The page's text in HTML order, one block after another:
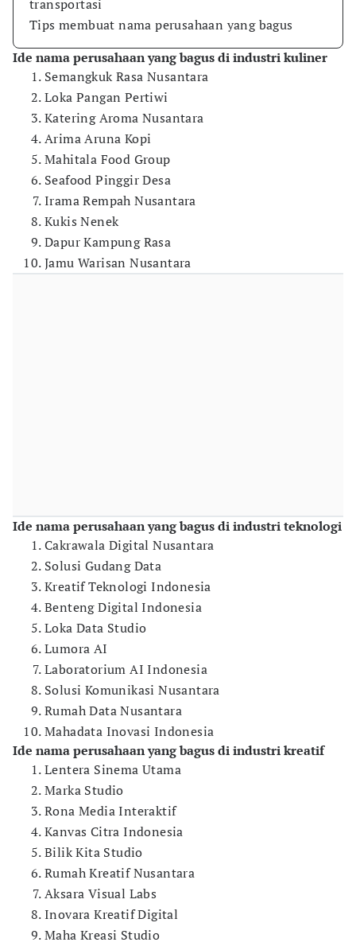
transportasi
Tips membuat nama perusahaan yang bagus
Ide nama perusahaan yang bagus di industri kuliner
Semangkuk Rasa Nusantara
Loka Pangan Pertiwi
Katering Aroma Nusantara
Arima Aruna Kopi
Mahitala Food Group
Seafood Pinggir Desa
Irama Rempah Nusantara
Kukis Nenek
Dapur Kampung Rasa
Jamu Warisan Nusantara
Ide nama perusahaan yang bagus di industri teknologi
Cakrawala Digital Nusantara
Solusi Gudang Data
Kreatif Teknologi Indonesia
Benteng Digital Indonesia
Loka Data Studio
Lumora AI
Laboratorium AI Indonesia
Solusi Komunikasi Nusantara
Rumah Data Nusantara
Mahadata Inovasi Indonesia
Ide nama perusahaan yang bagus di industri kreatif
Lentera Sinema Utama
Marka Studio
Rona Media Interaktif
Kanvas Citra Indonesia
Bilik Kita Studio
Rumah Kreatif Nusantara
Aksara Visual Labs
Inovara Kreatif Digital
Maha Kreasi Studio